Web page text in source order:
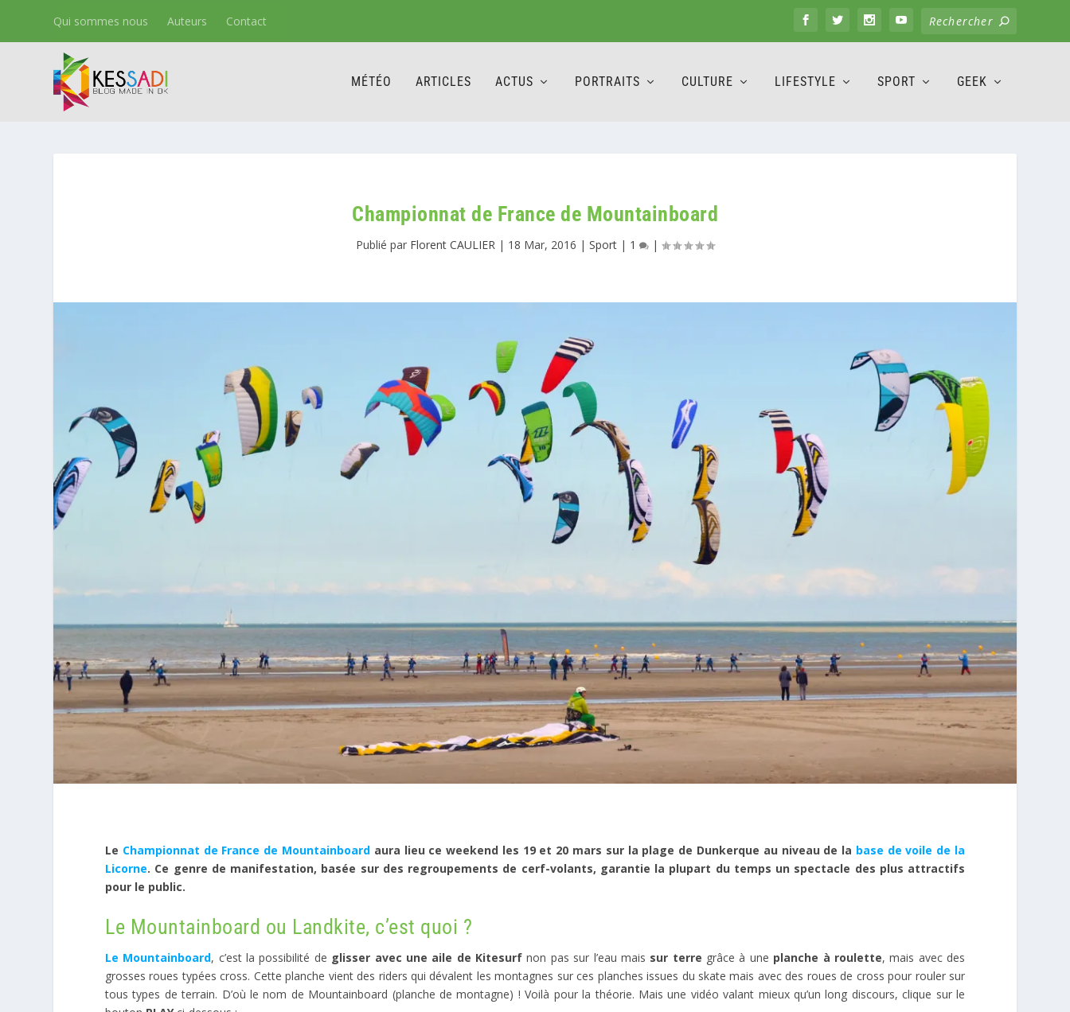
Qui sommes nous Auteurs Contact
MÉTÉO ARTICLES ACTUS PORTRAITS CULTURE LIFESTYLE SPORT GEEK
Championnat de France de Mountainboard
Publié par Florent CAULIER | 18 Mar, 2016 | Sport | 1 |
Le Championnat de France de Mountainboardaura lieu ce weekend les 19 et 20 mars sur la plage de Dunkerque au niveau de la base de voile de la
Licorne. Ce genre de manifestation, basée sur des regroupements de cerf-volants, garantie la plupart du temps un spectacle des plus attractifs
pour le public.
Le Mountainboard ou Landkite, c’est quoi ?
Le Mountainboard, c’est la possibilité de glisser avec une aile de Kitesurf non pas sur l’eau mais sur terre grâce à une planche à roulette, mais avec des
grosses roues typées cross. Cette planche vient des riders qui dévalent les montagnes sur ces planches issues du skate mais avec des roues de cross pour rouler sur
tous types de terrain. D’où le nom de Mountainboard (planche de montagne) ! Voilà pour la théorie. Mais une vidéo valant mieux qu’un long discours, clique sur le